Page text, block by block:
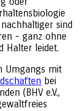
sind
- ganz ohne
Halter leidet.
Umgangs mit
bei
(BHV e.V.,